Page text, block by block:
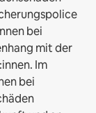
bei
mit der
Im
bei